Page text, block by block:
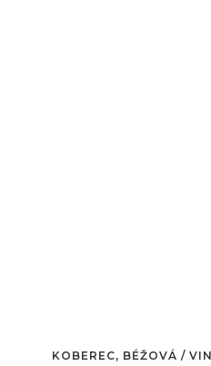
KOBEREC, BÉŽOVÁ /